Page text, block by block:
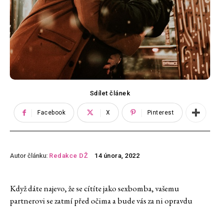
Sdílet článek
Facebook X Pinterest
Autor článku: Redakce DŽ 14 února, 2022
Když dáte najevo, že se cítíte jako sexbomba, vašemu
partnerovi se zatmí před očima a bude vás za ni opravdu